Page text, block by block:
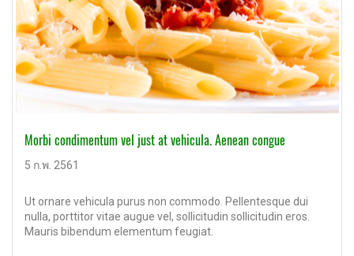
Morbi condimentum vel just at vehicula. Aenean congue
5 ก.พ. 2561
Ut ornare vehicula purus non commodo. Pellentesque dui
nulla, porttitor vitae augue vel, sollicitudin sollicitudin eros.
Mauris bibendum elementum feugiat.